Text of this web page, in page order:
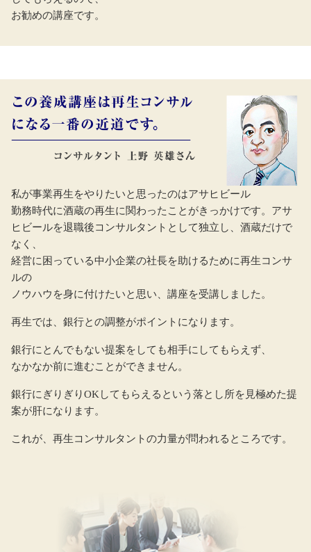
お勧めの講座です。
私が事業再生をやりたいと思ったのはアサヒビール
勤務時代に酒蔵の再生に関わったことがきっかけです。アサ
ヒビールを退職後コンサルタントとして独立し、酒蔵だけで
なく、
経営に困っている中小企業の社長を助けるために再生コンサ
ルの
ノウハウを身に付けたいと思い、講座を受講しました。
再生では、銀行との調整がポイントになります。
銀行にとんでもない提案をしても相手にしてもらえず、
なかなか前に進むことができません。
銀行にぎりぎりOKしてもらえるという落とし所を見極めた提
案が肝になります。
これが、再生コンサルタントの力量が問われるところです。